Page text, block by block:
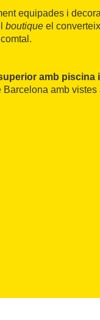
equipades i
boutique el
amb piscina
amb vistes